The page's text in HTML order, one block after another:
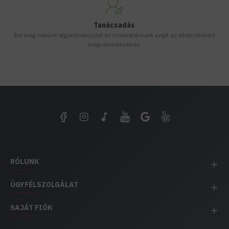
Tanácsadás
Írd meg nekünk elgondolásodat és munkatársunk segít az elképzeléseid
megvalósításában.
RÓLUNK
ÜGYFÉLSZOLGÁLAT
SAJÁT FIÓK